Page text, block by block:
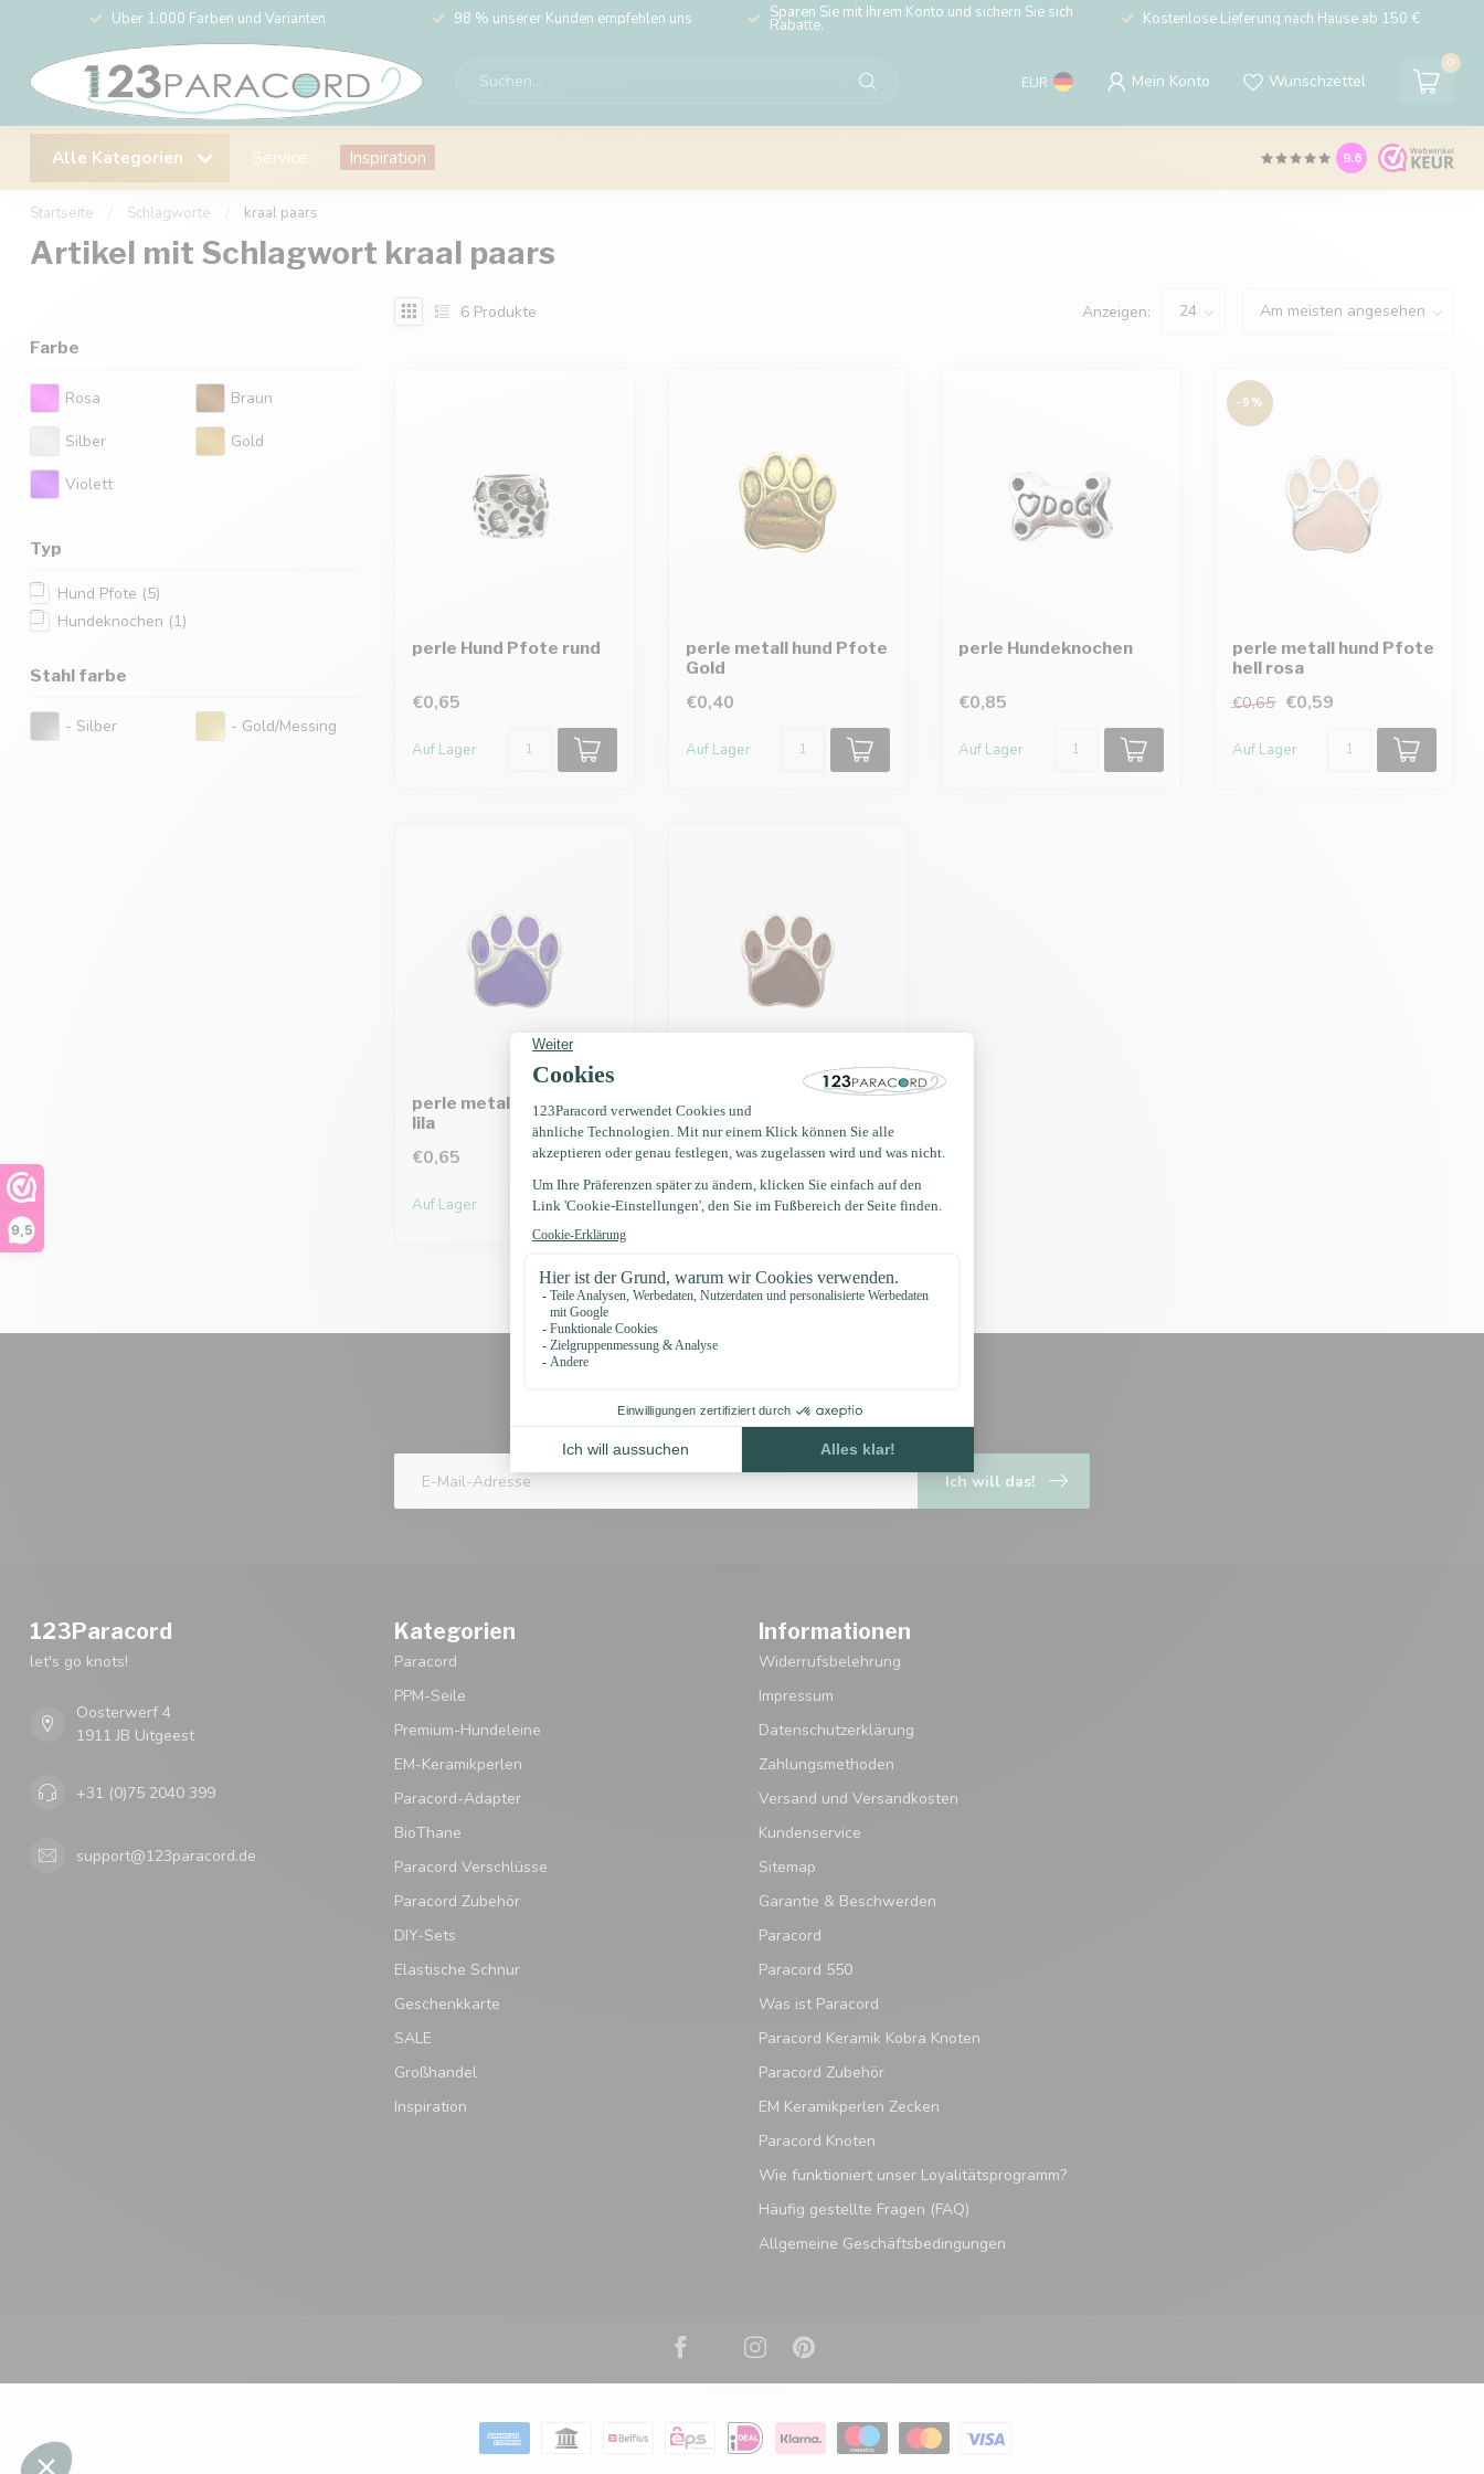
9,5
Über 1.000 Farben und Varianten 98 % unserer Kunden empfehlen uns Sparen Sie mit Ihrem Konto und sichern Sie sich
Rabatte. Kostenlose Lieferung nach Hause ab 150 €
EUR Mein Konto Wunschzettel
0
Alle Kategorien Service Inspiration 9.6
Startseite Schlagworte kraal paars
Artikel mit Schlagwort kraal paars
Farbe
Rosa Braun
Silber Gold
Violett
Typ
Hund Pfote (5)
Hundeknochen (1)
Stahl farbe
- Silber - Gold/Messing
6 Produkte Anzeigen:
perle Hund Pfote rund
€0,65
Auf Lager
perle metall hund Pfote
Gold
€0,40
Auf Lager
perle Hundeknochen
€0,85
Auf Lager
-9%
perle metall hund Pfote
hell rosa
€0,65 €0,59
Auf Lager
perle metall hund Pfote
lila
€0,65
Auf Lager
perle metall hund Braun
€0,65
Auf Lager
Erhalten Sie Nachrichten?
Erhalten Sie sofort 5 % Rabatt!
Ich will das!
123Paracord
let's go knots!
Oosterwerf 4
1911 JB Uitgeest
+31 (0)75 2040 399
support@123paracord.de
Kategorien
Paracord
PPM-Seile
Premium-Hundeleine
EM-Keramikperlen
Paracord-Adapter
BioThane
Paracord Verschlüsse
Paracord Zubehör
DIY-Sets
Elastische Schnur
Geschenkkarte
SALE
Großhandel
Inspiration
Informationen
Widerrufsbelehrung
Impressum
Datenschutzerklärung
Zahlungsmethoden
Versand und Versandkosten
Kundenservice
Sitemap
Garantie & Beschwerden
Paracord
Paracord 550
Was ist Paracord
Paracord Keramik Kobra Knoten
Paracord Zubehör
EM Keramikperlen Zecken
Paracord Knoten
Wie funktioniert unser Loyalitätsprogramm?
Häufig gestellte Fragen (FAQ)
Allgemeine Geschäftsbedingungen